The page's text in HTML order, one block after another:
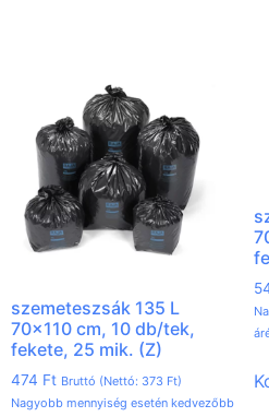
szemeteszsák 135 L
70×110 cm, 10 db/tek,
fekete, 25 mik. (Z)
474 Ft Bruttó (Nettó: 373 Ft)
Nagyobb mennyiség esetén kedvezőbb